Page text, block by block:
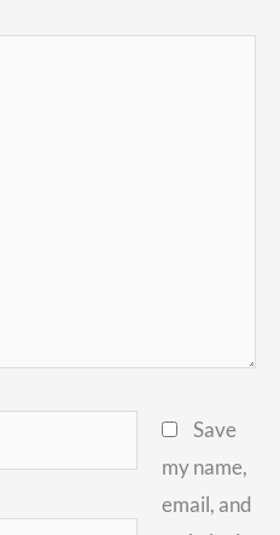
Save
my name,
email, and